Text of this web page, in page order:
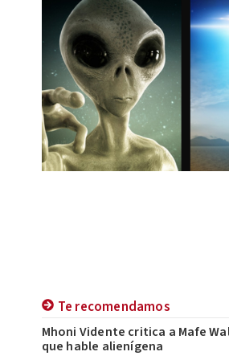
Te recomendamos
Mhoni Vidente critica a Mafe
que hable alienígena